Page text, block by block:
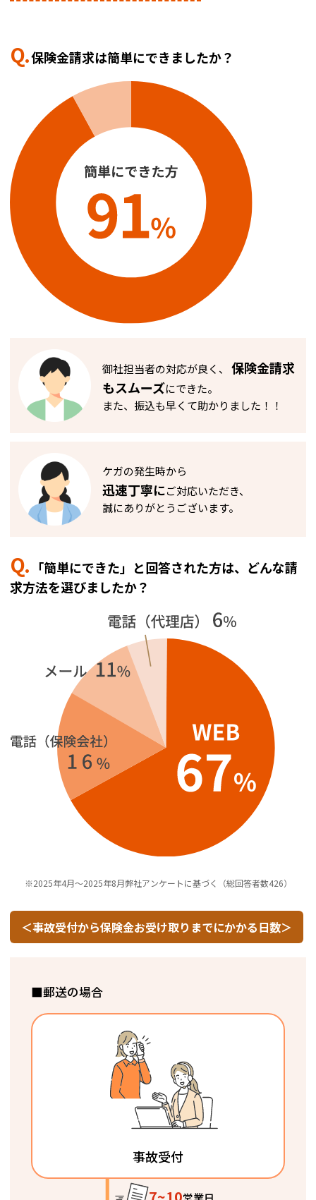
Q.保険金請求は簡単にできましたか？
御社担当者の対応が良く、
保険金請求
もスムーズにできた。
また、振込も早くて助かりました！！
ケガの発生時から
迅速丁寧にご対応いただき、
誠にありがとうございます。
Q. 「簡単にできた」と回答された方は、どんな請
求方法を選びましたか？
※2025年4月～2025年8月弊社アンケートに基づく（総回答者数426）
＜事故受付から保険金お受け取りまでにかかる日数＞
■郵送の場合
事故受付